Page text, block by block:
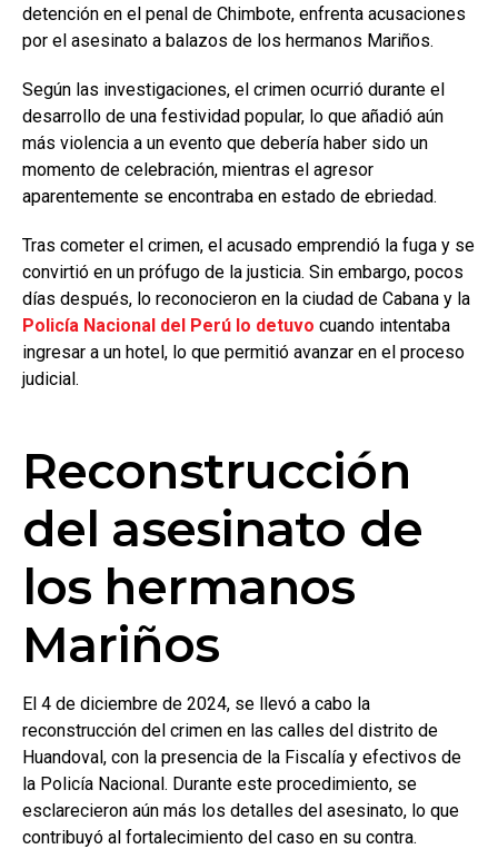
detención en el penal de Chimbote, enfrenta acusaciones
por el asesinato a balazos de los hermanos Mariños.
Según las investigaciones, el crimen ocurrió durante el
desarrollo de una festividad popular, lo que añadió aún
más violencia a un evento que debería haber sido un
momento de celebración, mientras el agresor
aparentemente se encontraba en estado de ebriedad.
Tras cometer el crimen, el acusado emprendió la fuga y se
convirtió en un prófugo de la justicia. Sin embargo, pocos
días después, lo reconocieron en la ciudad de Cabana y la
Policía Nacional del Perú lo detuvo cuando intentaba
ingresar a un hotel, lo que permitió avanzar en el proceso
judicial.
Reconstrucción
del asesinato de
los hermanos
Mariños
El 4 de diciembre de 2024, se llevó a cabo la
reconstrucción del crimen en las calles del distrito de
Huandoval, con la presencia de la Fiscalía y efectivos de
la Policía Nacional. Durante este procedimiento, se
esclarecieron aún más los detalles del asesinato, lo que
contribuyó al fortalecimiento del caso en su contra.